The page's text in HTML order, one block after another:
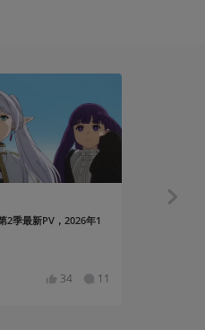
2季最新PV，2026年1
34 11